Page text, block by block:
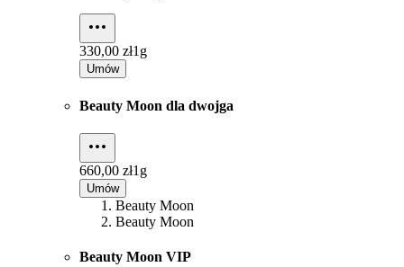
330,00 zł1g
Umów
Beauty Moon dla dwojga
660,00 zł1g
Umów
Beauty Moon
Beauty Moon
Beauty Moon VIP